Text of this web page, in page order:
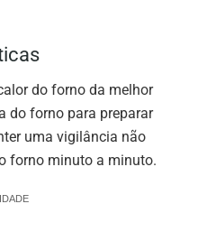
do forno da melhor
do forno para preparar
uma vigilância não
forno minuto a minuto.